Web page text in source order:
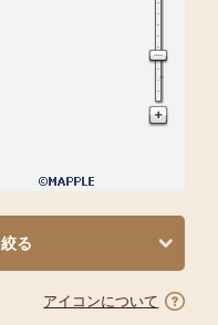
る
アイコンについて